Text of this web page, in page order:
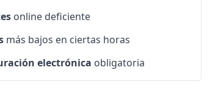
online deficiente
más bajos en ciertas horas
electrónica obligatoria